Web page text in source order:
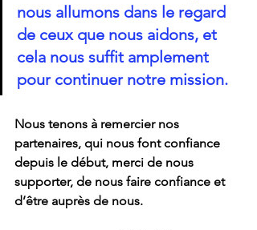
nous allumons dans le regard
de ceux que nous aidons, et
cela nous suffit amplement
pour continuer notre mission.
Nous tenons à remercier nos
partenaires, qui nous font confiance
depuis le début, merci de nous
supporter, de nous faire confiance et
d’être auprès de nous.